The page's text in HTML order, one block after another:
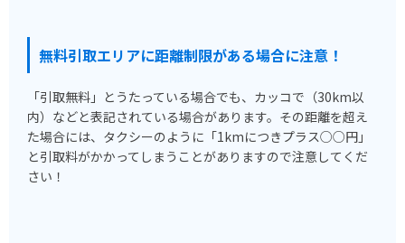
無料引取エリアに距離制限がある場合に注意！
「引取無料」とうたっている場合でも、カッコで（30km以
内）などと表記されている場合があります。その距離を超え
た場合には、タクシーのように「1kmにつきプラス○○円」
と引取料がかかってしまうことがありますので注意してくだ
さい！